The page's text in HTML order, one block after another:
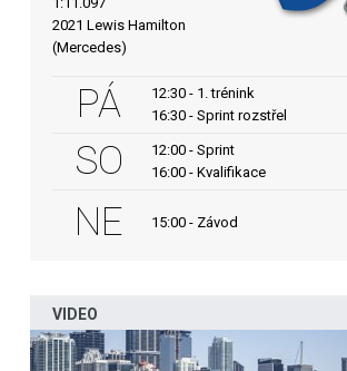
2021 Lewis Hamilton
(Mercedes)
PÁ
12:30 - 1. trénink
16:30 - Sprint rozstřel
SO
12:00 - Sprint
16:00 - Kvalifikace
NE 15:00 - Závod
VIDEO